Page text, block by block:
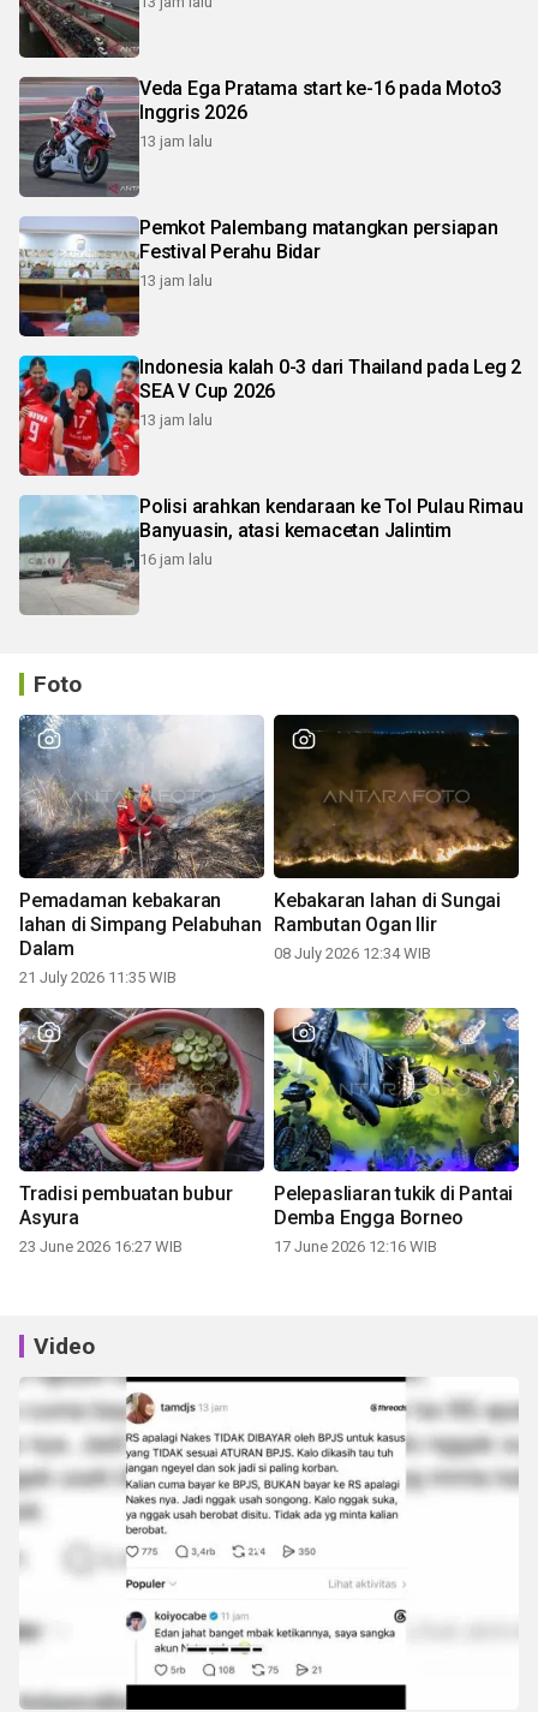
Veda Ega Pratama start ke-16 pada Moto3
Inggris 2026
13 jam lalu
Pemkot Palembang matangkan persiapan
Festival Perahu Bidar
13 jam lalu
Indonesia kalah 0-3 dari Thailand pada Leg 2
SEA V Cup 2026
13 jam lalu
Polisi arahkan kendaraan ke Tol Pulau Rimau
Banyuasin, atasi kemacetan Jalintim
16 jam lalu
Foto
Pemadaman kebakaran
lahan di Simpang Pelabuhan
Dalam
21 July 2026 11:35 WIB
Kebakaran lahan di Sungai
Rambutan Ogan Ilir
08 July 2026 12:34 WIB
Tradisi pembuatan bubur
Asyura
23 June 2026 16:27 WIB
Pelepasliaran tukik di Pantai
Demba Engga Borneo
17 June 2026 12:16 WIB
Video